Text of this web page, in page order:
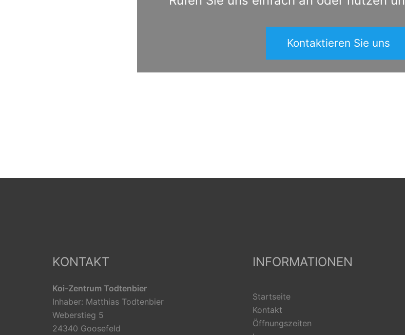
Kontaktieren Sie uns
KONTAKT
Koi-Zentrum Todtenbier
Inhaber: Matthias Todtenbier
Weberstieg 5
24340 Goosefeld
INFORMATIONEN
Startseite
Kontakt
Öffnungszeiten